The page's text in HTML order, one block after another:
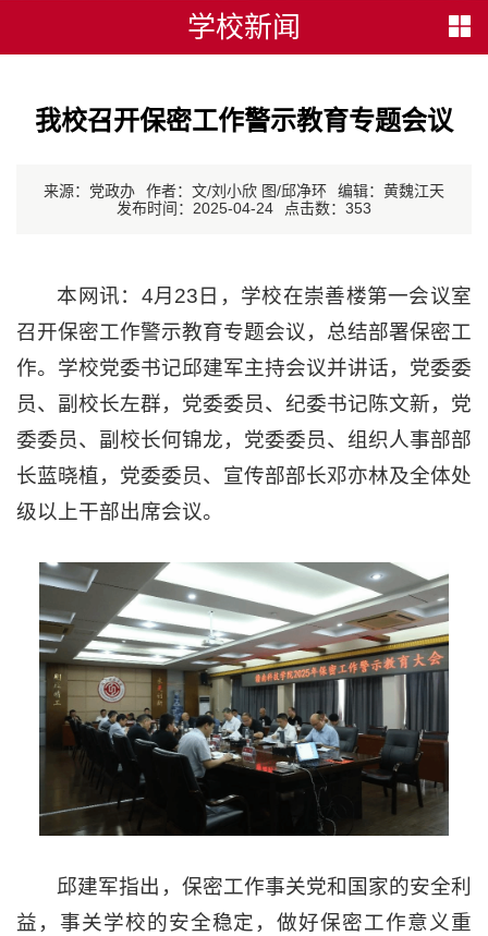
学校新闻
我校召开保密工作警示教育专题会议
来源：党政办 作者：文/刘小欣 图/邱净环
编辑：黄魏江天
发布时间：2025-04-24
点击数： 353
本网讯：4月23日，学校在崇善楼第一会议室
召开保密工作警示教育专题会议，总结部署保密工
作。学校党委书记邱建军主持会议并讲话，党委委
员、副校长左群，党委委员、纪委书记陈文新，党
委委员、副校长何锦龙，党委委员、组织人事部部
长蓝晓植，党委委员、宣传部部长邓亦林及全体处
级以上干部出席会议。
邱建军指出，保密工作事关党和国家的安全利
益，事关学校的安全稳定，做好保密工作意义重